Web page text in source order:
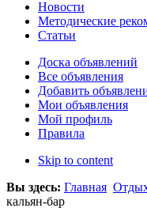
Новости
Методические
Статьи
Доска объявлений
Все объявления
Добавить
Мои объявления
Мой профиль
Правила
Skip to content
Вы здесь: Главная
кальян-бар